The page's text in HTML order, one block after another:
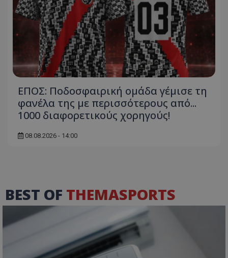
ΕΠΟΣ: Ποδοσφαιρική ομάδα γέμισε τη
φανέλα της με περισσότερους από...
1000 διαφορετικούς χορηγούς!
08.08.2026 - 14:00
BEST OF THEMASPORTS